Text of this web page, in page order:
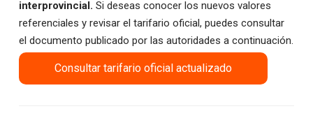
interprovincial. Si deseas conocer los nuevos valores
referenciales y revisar el tarifario oficial, puedes consultar
el documento publicado por las autoridades a continuación.
Consultar tarifario oficial actualizado